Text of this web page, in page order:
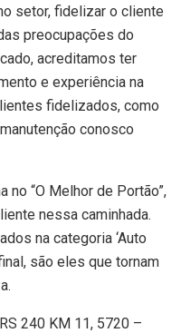
setor, fidelizar o cliente
preocupações do
acreditamos ter
e experiência na
fidelizados, como
conosco
no “O Melhor de Portão”,
nessa caminhada.
na categoria ‘Auto
são eles que tornam
240 KM 11, 5720 –